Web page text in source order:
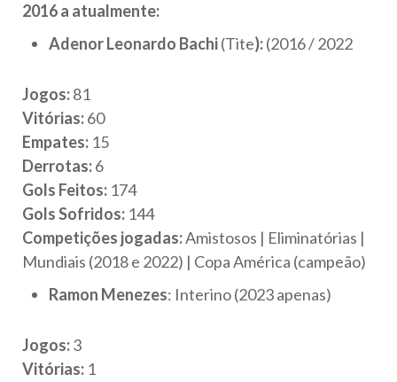
2016 a atualmente:
Adenor Leonardo Bachi(Tite):(2016 / 2022
Jogos:81
Vitórias:60
Empates: 15
Derrotas:6
Gols Feitos: 174
Gols Sofridos: 144
Competições jogadas:Amistosos | Eliminatórias |
Mundiais (2018 e 2022) | Copa América (campeão)
Ramon Menezes: Interino (2023 apenas)
Jogos:3
Vitórias: 1